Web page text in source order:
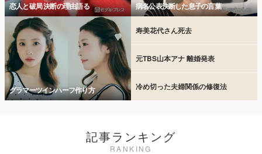
恋人と破局 決断の理由語る 病名公表決断した息子の言葉
グラマーツインハーフ作り方
寿美花代さん死去
元TBS山本アナ 離婚発表
冷め切った夫婦関係の修復法
記事ランキング
RANKING